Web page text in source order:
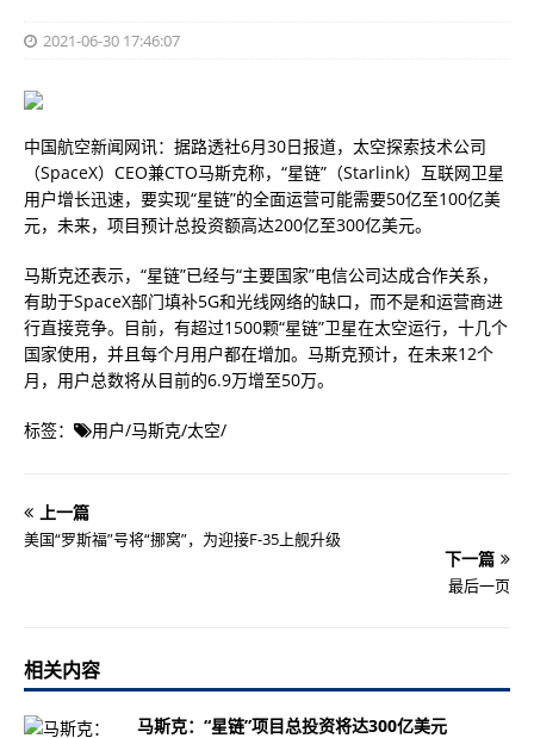
2021-06-30 17:46:07
中国航空新闻网讯：据路透社6月30日报道，太空探索技术公司
（SpaceX）CEO兼CTO马斯克称，“星链”（Starlink）互联网卫星
用户增长迅速，要实现“星链”的全面运营可能需要50亿至100亿美
元，未来，项目预计总投资额高达200亿至300亿美元。
马斯克还表示，“星链”已经与“主要国家”电信公司达成合作关系，
有助于SpaceX部门填补5G和光线网络的缺口，而不是和运营商进
行直接竞争。目前，有超过1500颗“星链”卫星在太空运行，十几个
国家使用，并且每个月用户都在增加。马斯克预计，在未来12个
月，用户总数将从目前的6.9万增至50万。
标签： 用户/马斯克/太空/
上一篇
美国“罗斯福”号将“挪窝”，为迎接F-35上舰升级
下一篇
最后一页
相关内容
马斯克：“星链”项目总投资将达300亿美元